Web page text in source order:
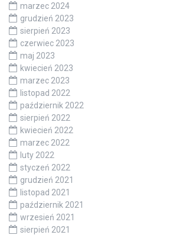
marzec 2024
grudzień 2023
sierpień 2023
czerwiec 2023
maj 2023
kwiecień 2023
marzec 2023
listopad 2022
październik 2022
sierpień 2022
kwiecień 2022
marzec 2022
luty 2022
styczeń 2022
grudzień 2021
listopad 2021
październik 2021
wrzesień 2021
sierpień 2021